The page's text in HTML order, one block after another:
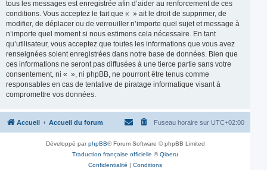
tous les messages est enregistrée afin d’aider au renforcement de ces
conditions. Vous acceptez le fait que « » ait le droit de supprimer, de
modifier, de déplacer ou de verrouiller n’importe quel sujet et message à
n’importe quel moment si nous estimons cela nécessaire. En tant
qu’utilisateur, vous acceptez que toutes les informations que vous avez
renseignées soient enregistrées dans notre base de données. Bien que
ces informations ne seront pas diffusées à une tierce partie sans votre
consentement, ni « », ni phpBB, ne pourront être tenus comme
responsables en cas de tentative de piratage informatique visant à
compromettre vos données.
Accueil Accueil du forum Fuseau horaire sur UTC+02:00
Développé parphpBB® Forum Software © phpBB Limited
Traduction française officielle ©Qiaeru
Confidentialité | Conditions